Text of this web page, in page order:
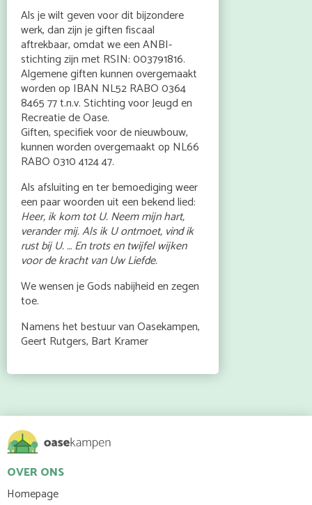
Als je wilt geven voor dit bijzondere
werk, dan zijn je giften fiscaal
aftrekbaar, omdat we een ANBI-
stichting zijn met RSIN: 003791816.
Algemene giften kunnen overgemaakt
worden op IBAN NL52 RABO 0364
8465 77 t.n.v. Stichting voor Jeugd en
Recreatie de Oase.
Giften, specifiek voor de nieuwbouw,
kunnen worden overgemaakt op NL66
RABO 0310 4124 47.
Als afsluiting en ter bemoediging weer
een paar woorden uit een bekend lied:
Heer, ik kom tot U. Neem mijn hart,
verander mij. Als ik U ontmoet, vind ik
rust bij U. … En trots en twijfel wijken
voor de kracht van Uw Liefde.
We wensen je Gods nabijheid en zegen
toe.
Namens het bestuur van Oasekampen,
Geert Rutgers, Bart Kramer
OVER ONS
Homepage